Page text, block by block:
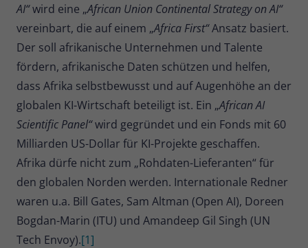
AI“wird eine „African Union Continental Strategy on AI“
vereinbart, die auf einem „Africa First“Ansatz basiert.
Der soll afrikanische Unternehmen und Talente
fördern, afrikanische Daten schützen und helfen,
dass Afrika selbstbewusst und auf Augenhöhe an der
globalen KI-Wirtschaft beteiligt ist. Ein „African AI
Scientific Panel“wird gegründet und ein Fonds mit 60
Milliarden US-Dollar für KI-Projekte geschaffen.
Afrika dürfe nicht zum „Rohdaten-Lieferanten“ für
den globalen Norden werden. Internationale Redner
waren u.a. Bill Gates, Sam Altman (Open AI), Doreen
Bogdan-Marin (ITU) und Amandeep Gil Singh (UN
Tech Envoy).[1]
Laufzeit 13 Monate
Zweck
Wird verwendet, um einige Details über
den Benutzer zu speichern, wie z. B. die
Name _pk_ses
Anbieter Matomo
Laufzeit 30 Minuten
Zweck
Kurzlebige Cookies, die zur
vorübergehenden Speicherung von